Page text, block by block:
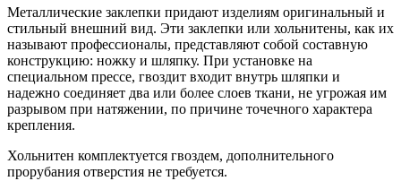
Металлические заклепки придают изделиям оригинальный и
стильный внешний вид. Эти заклепки или хольнитены, как их
называют профессионалы, представляют собой составную
конструкцию: ножку и шляпку. При установке на
специальном прессе, гвоздит входит внутрь шляпки и
надежно соединяет два или более слоев ткани, не угрожая им
разрывом при натяжении, по причине точечного характера
крепления.
Хольнитен комплектуется гвоздем, дополнительного
прорубания отверстия не требуется.